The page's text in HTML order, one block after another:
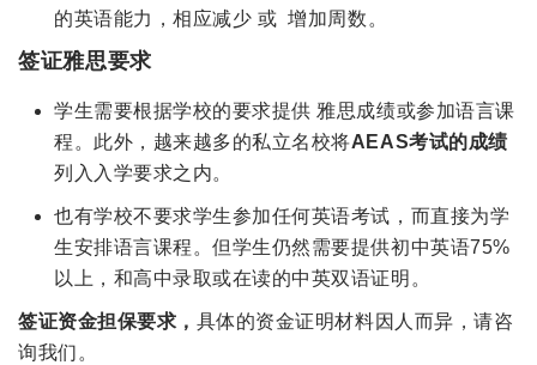
的英语能力，相应减少 或 增加周数。
签证雅思要求
学生需要根据学校的要求提供 雅思成绩或参加语言课
程。此外， 越来越多的私立名校将AEAS考试的成绩
列入入学要求之内。
也有学校不要求学生参加任何英语考试，而直接为学
生安排语言课程。但学生仍然需要提供初中英语75%
以上，和高中录取或在读的中英双语证明。
签证资金担保要求， 具体的资金证明材料因人而异，请咨
询我们。